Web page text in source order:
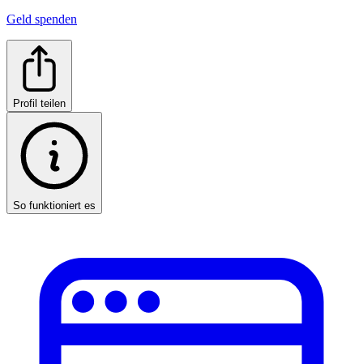
Geld spenden
Profil teilen
So funktioniert es